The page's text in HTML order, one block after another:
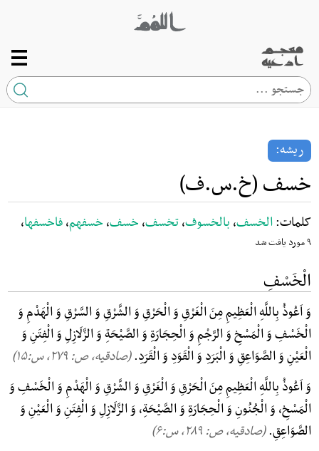
ارتباط با ما
ریشه:
خسف (خ.س.ف)
کلمات:الخسف، بالخسوف،تخسف، خسف، خسفهم،فاخسفها،
۹ مورد یافت شد
الْخَسْفِ
وَ اَعُوذُ بِاللَّهِ الْعَظِیمِ مِنَ الْغَرْقِ وَ الْحَرْقِ وَ الشَّرْقِ وَ السَّرْقِ وَ الْهَدْمِ وَ
الْخَسْفِ وَ الْمَسْخِ وَ الرَّجْمِ وَ الْحِجَارَةِ وَ الصَّیْحَةِ وَ الزَّلَازِلِ وَ الْفِتَنِ وَ
الْعَیْنِ وَ الصَّوَاعِقِ وَ الْبَرَدِ وَ الْقَوَدِ وَ الْقَرَدِ.(صادقیه، ص: ۲۷۹, س:۱۵)
وَ اَعُوذُ بِاللَّهِ الْعَظِیمِ مِنَ الْحَرْقِ وَ الْغَرْقِ وَ الشَّرْقِ وَ الْهَدْمِ وَ الْخَسْفِ وَ
الْمَسْخِ، وَ الْجُنُونِ وَ الْحِجَارَةِ وَ الصَّیْحَةِ، وَ الزَّلَازِلِ وَ الْفِتَنِ وَ الْعَیْنِ وَ
الصَّوَاعِقِ.(صادقیه، ص: ۲۸۹, س:۶)